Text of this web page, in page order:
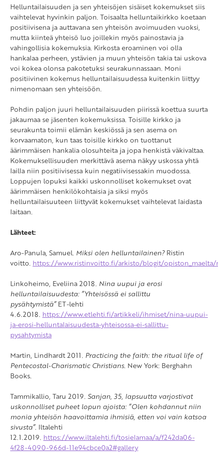
Helluntailaisuuden ja sen yhteisöjen sisäiset kokemukset siis
vaihtelevat hyvinkin paljon. Toisaalta helluntaikirkko koetaan
positiivisena ja auttavana sen yhteisön avoimuuden vuoksi,
mutta kiinteä yhteisö luo joillekin myös painostavia ja
vahingollisia kokemuksia. Kirkosta eroaminen voi olla
hankalaa perheen, ystävien ja muun yhteisön takia tai uskova
voi kokea olonsa pakotetuksi seurakunnassaan. Moni
positiivinen kokemus helluntailaisuudessa kuitenkin liittyy
nimenomaan sen yhteisöön.
Pohdin paljon juuri helluntailaisuuden piirissä koettua suurta
jakaumaa se jäsenten kokemuksissa. Toisille kirkko ja
seurakunta toimii elämän keskiössä ja sen asema on
korvaamaton, kun taas toisille kirkko on tuottanut
äärimmäisen hankalia olosuhteita ja jopa henkistä väkivaltaa.
Kokemuksellisuuden merkittävä asema näkyy uskossa yhtä
lailla niin positiivisessa kuin negatiivisessakin muodossa.
Loppujen lopuksi kaikki uskonnolliset kokemukset ovat
äärimmäisen henkilökohtaisia ja siksi myös
helluntailaisuuteen liittyvät kokemukset vaihtelevat laidasta
laitaan.
Lähteet:
Aro-Panula, Samuel. Miksi olen helluntailainen?Ristin
voitto. https://www.ristinvoitto.fi/arkisto/blogit/
Linkoheimo, Eveliina 2018. Nina uupui ja erosi
helluntailaisuudesta: ”Yhteisössä ei sallittu
pysähtymistä”ET-lehti
4.6.2018. https://www.etlehti.fi/artikkeli/ihmiset/nina-uupui-
ja-erosi-helluntalaisuudesta-yhteisossa-ei-sallittu-
pysahtymista
Martin, Lindhardt 2011. Practicing the faith: the ritual life of
Pentecostal-Charismatic Christians. New York: Berghahn
Books.
Tammikallio, Taru 2019. Sanjan, 35, lapsuutta varjostivat
uskonnolliset puheet lopun ajoista: ”Olen kohdannut niin
monia yhteisön haavoittamia ihmisiä, etten voi vain katsoa
sivusta”. Iltalehti
12.1.2019. https://www.iltalehti.fi/tosielamaa/a/f242da06-
4f28-4090-966d-11e94cbce0a2#gallery